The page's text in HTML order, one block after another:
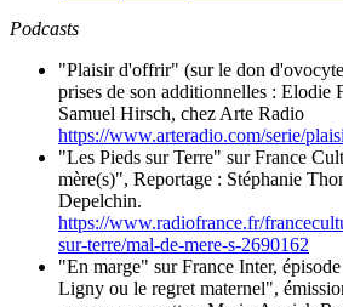
Podcasts
"Plaisir d'offrir" (sur le don
prises de son additionnelles : Elodie
Samuel Hirsch, chez Arte Radio
https://www.arteradio.com/serie/
"Les Pieds sur Terre" sur France
mère(s)", Reportage : Stéphanie
Depelchin.
https://www.radiofrance.fr/
sur-terre/mal-de-mere-s-2690162
"En marge" sur France Inter,
Ligny ou le regret maternel",